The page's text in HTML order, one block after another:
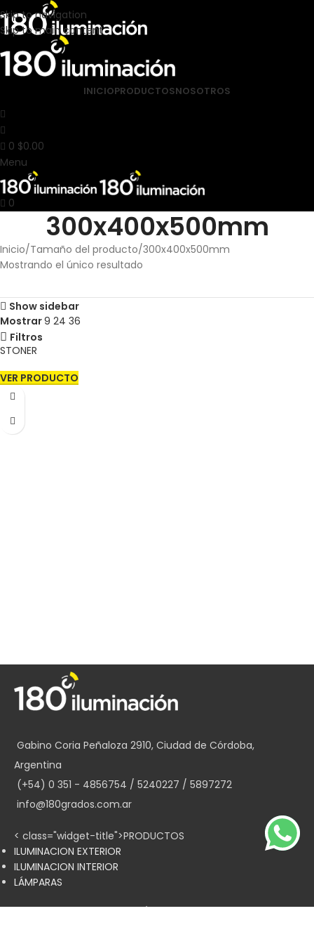
Skip to navigation
Skip to main content
INICIOPRODUCTOSNOSOTROS
0 $0.00
Menu
0
300x400x500mm
Inicio Tamaño del producto 300x400x500mm
Mostrando el único resultado
Show sidebar
Mostrar9 24 36
Filtros
STONER
VER PRODUCTO
Gabino Coria Peñaloza 2910, Ciudad de Córdoba,
Argentina
(+54) 0 351 - 4856754 / 5240227 / 5897272
info@180grados.com.ar
< class="widget-title">PRODUCTOS
ILUMINACION EXTERIOR
ILUMINACION INTERIOR
LÁMPARAS
< class="widget-title">MENÚ